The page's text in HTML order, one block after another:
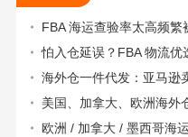
FBA 海运查验率太高频繁
怕入仓延误？FBA 物流优选
海外仓一件代发：亚马逊
美国、加拿大、欧洲海外
欧洲 / 加拿大 / 墨西哥海